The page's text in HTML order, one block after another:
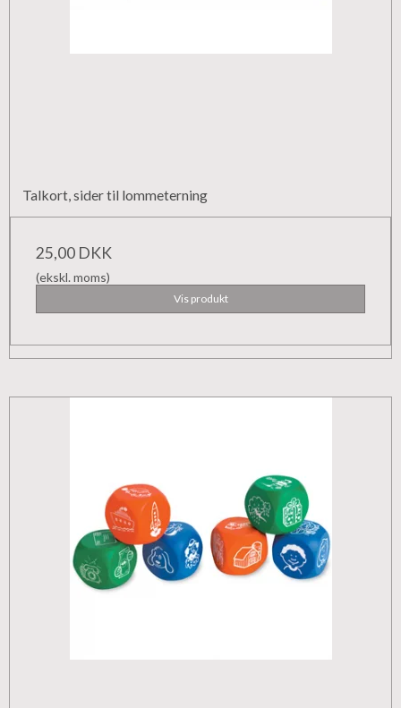
Talkort, sider til lommeterning
25,00 DKK
(ekskl. moms)
Vis produkt